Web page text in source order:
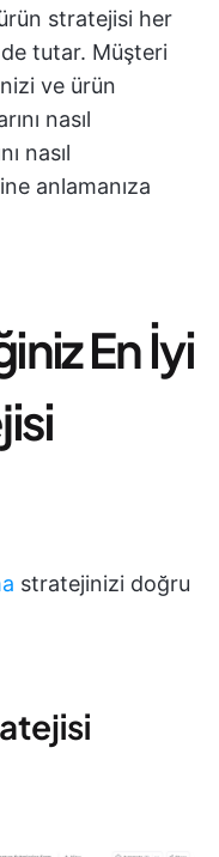
stratejisi her
tutar. Müşteri
ve ürün
nasıl
nasıl
anlamanıza
En İyi
stratejinizi doğru